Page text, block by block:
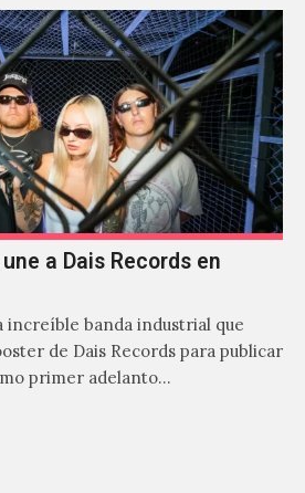
a Dais Records en
increíble banda industrial que
de Dais Records para publicar
primer adelanto…